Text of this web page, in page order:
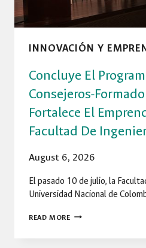
INNOVACIÓN Y
Concluye El
Consejeros-
Fortalece El
Facultad De
August 6, 2026
El pasado 10 de julio, la
Universidad Nacional de
READ MORECONCLUYE